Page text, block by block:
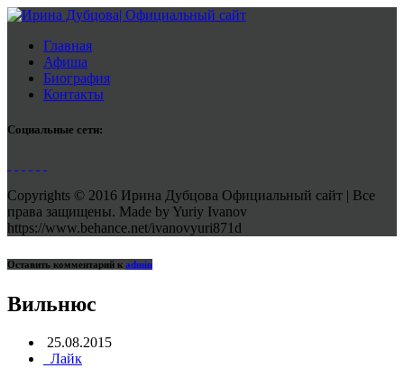
Главная
Афиша
Биография
Контакты
Социальные сети:
Copyrights © 2016 Ирина Дубцова Официальный сайт | Все
права защищены. Made by Yuriy Ivanov
https://www.behance.net/ivanovyuri871d
Оставить комментарий к admin
Вильнюс
25.08.2015
Лайк